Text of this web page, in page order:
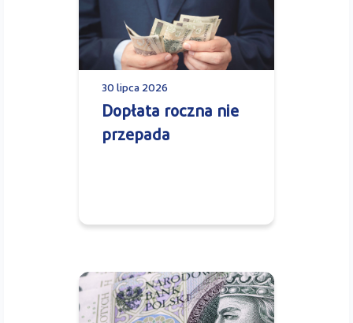
30 lipca 2026
Dopłata roczna nie
przepada